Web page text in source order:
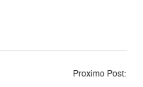
Proximo Post: